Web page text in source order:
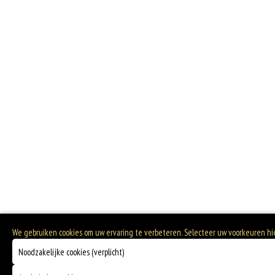
We gebruiken cookies om uw ervaring te verbeteren. Selecteer uw voorkeuren
Noodzakelijke cookies (verplicht)